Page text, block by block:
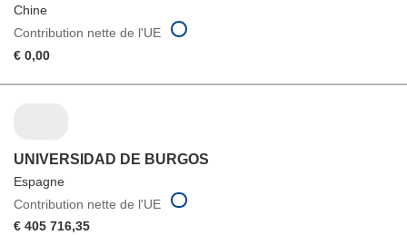
Chine
Contribution nette de l'UE
€ 0,00
UNIVERSIDAD DE BURGOS
Espagne
Contribution nette de l'UE
€ 405 716,35